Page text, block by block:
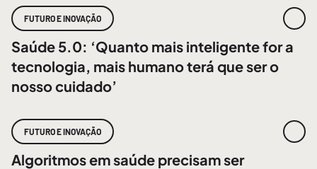
FUTURO E INOVAÇÃO
Saúde 5.0: ‘Quanto mais inteligente for a
tecnologia, mais humano terá que ser o
nosso cuidado’
FUTURO E INOVAÇÃO
Algoritmos em saúde precisam ser